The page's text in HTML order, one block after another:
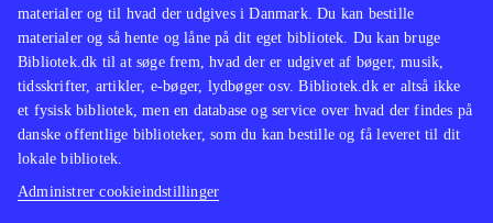
materialer og til hvad der udgives i Danmark. Du kan bestille
materialer og så hente og låne på dit eget bibliotek. Du kan bruge
Bibliotek.dk til at søge frem, hvad der er udgivet af bøger, musik,
tidsskrifter, artikler, e-bøger, lydbøger osv. Bibliotek.dk er altså ikke
et fysisk bibliotek, men en database og service over hvad der findes på
danske offentlige biblioteker, som du kan bestille og få leveret til dit
lokale bibliotek.
Administrer cookieindstillinger